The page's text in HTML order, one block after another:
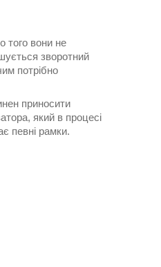
того вони не
зворотний
потрібно
приносити
який в процесі
певні рамки.